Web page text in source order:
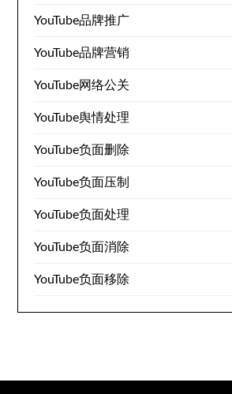
YouTube品牌推广
YouTube品牌营销
YouTube网络公关
YouTube舆情处理
YouTube负面删除
YouTube负面压制
YouTube负面处理
YouTube负面消除
YouTube负面移除